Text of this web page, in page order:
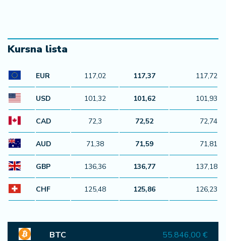
Kursna lista
EUR 117,02 117,37 117,72
USD 101,32 101,62 101,93
CAD 72,3 72,52 72,74
AUD 71,38 71,59 71,81
GBP 136,36 136,77 137,18
CHF 125,48 125,86 126,23
BTC 55.846,00 €